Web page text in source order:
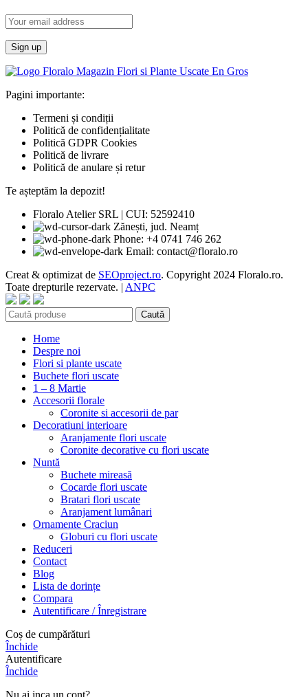
Pagini importante:
Termeni și condiții
Politică de confidențialitate
Politică GDPR Cookies
Politică de livrare
Politică de anulare și retur
Te așteptăm la depozit!
Floralo Atelier SRL | CUI: 52592410
Zănești, jud. Neamț
Phone: +4 0741 746 262
Email: contact@floralo.ro
Creat & optimizat de SEOproject.ro. Copyright 2024 Floralo.ro.
Toate drepturile rezervate. | ANPC
Caută
Home
Despre noi
Flori si plante uscate
Buchete flori uscate
1 – 8 Martie
Accesorii florale
Coronite si accesorii de par
Decoratiuni interioare
Aranjamente flori uscate
Coronite decorative cu flori uscate
Nuntă
Buchete mireasă
Cocarde flori uscate
Bratari flori uscate
Aranjament lumânari
Ornamente Craciun
Globuri cu flori uscate
Reduceri
Contact
Blog
Lista de dorințe
Compara
Autentificare / Înregistrare
Coș de cumpărături
Închide
Autentificare
Închide
Nu ai inca un cont?